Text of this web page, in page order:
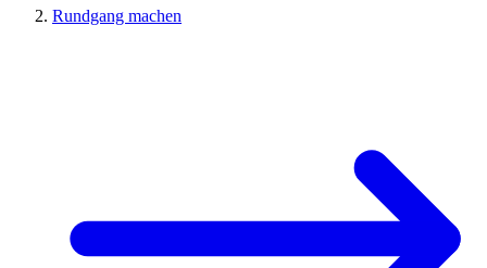
Rundgang machen